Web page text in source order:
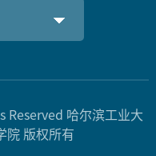
哈尔滨工业大
院 版权所有